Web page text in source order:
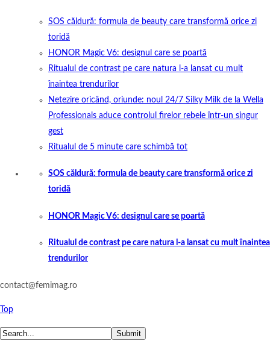
SOS căldură: formula de beauty care transformă orice zi
toridă
HONOR Magic V6: designul care se poartă
Ritualul de contrast pe care natura l-a lansat cu mult
înaintea trendurilor
Netezire oricând, oriunde: noul 24/7 Silky Milk de la Wella
Professionals aduce controlul firelor rebele într-un singur
gest
Ritualul de 5 minute care schimbă tot
SOS căldură: formula de beauty care transformă orice zi
toridă
HONOR Magic V6: designul care se poartă
Ritualul de contrast pe care natura l-a lansat cu mult înaintea
trendurilor
contact@femimag.ro
Top
Submit